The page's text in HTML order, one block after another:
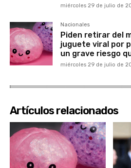
miércoles 29 de julio de
Nacionales
Piden retirar del
juguete viral por
un grave riesgo
miércoles 29 de julio de
Artículos relacionados